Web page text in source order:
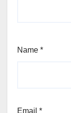
Name *
Email *